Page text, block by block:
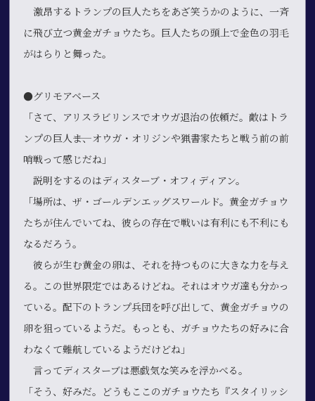
激昂するトランプの巨人たちをあざ笑うかのように、一斉
に飛び立つ黄金ガチョウたち。巨人たちの頭上で金色の羽毛
がはらりと舞った。
●グリモアベース
「さて、アリスラビリンスでオウガ退治の依頼だ。敵はトラ
ンプの巨人――ま、オウガ・オリジンや猟書家たちと戦う前の前
哨戦って感じだね」
説明をするのはディスターブ・オフィディアン。
「場所は、ザ・ゴールデンエッグスワールド。黄金ガチョウ
たちが住んでいてね、彼らの存在で戦いは有利にも不利にも
なるだろう。
彼らが生む黄金の卵は、それを持つものに大きな力を与え
る。この世界限定ではあるけどね。それはオウガ達も分かっ
ている。配下のトランプ兵団を呼び出して、黄金ガチョウの
卵を狙っているようだ。もっとも、ガチョウたちの好みに合
わなくて難航しているようだけどね」
言ってディスターブは悪戯気な笑みを浮かべる。
「そう、好みだ。どうもここのガチョウたち『スタイリッシ